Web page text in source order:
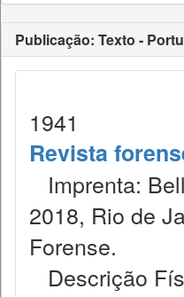
Publicação: Texto -
1941
Revista
Imprenta:
2018, Rio de
Forense.
Descrição